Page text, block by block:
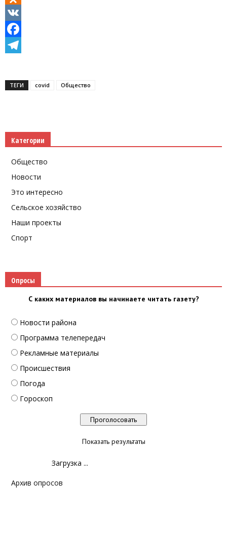
Odnoklassniki
VK
Facebook
ТЕГИ covid Общество
Категории
Общество
Новости
Это интересно
Сельское хозяйство
Наши проекты
Спорт
Опросы
С каких материалов вы начинаете читать газету?
Новости района
Программа телепередач
Рекламные материалы
Происшествия
Погода
Гороскоп
Показать результаты
Загрузка ...
Архив опросов